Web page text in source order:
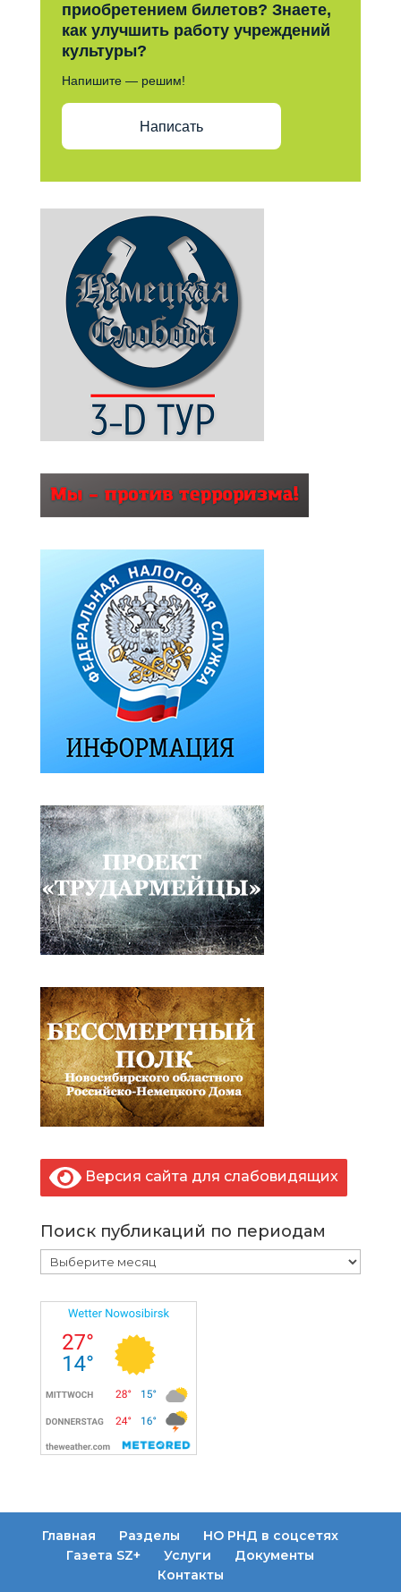
приобретением билетов? Знаете,
как улучшить работу учреждений
культуры?
Напишите — решим!
Написать
Версия сайта для слабовидящих
Поиск публикаций по периодам
Поиск
публикаций
по
периодам
Главная Разделы
НО РНД в соцсетях
Газета SZ+
Услуги
Документы
Контакты